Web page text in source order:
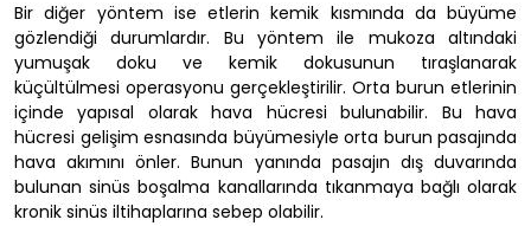
Bir diğer yöntem ise etlerin kemik kısmında da büyüme
gözlendiği durumlardır. Bu yöntem ile mukoza altındaki
yumuşak doku ve kemik dokusunun tıraşlanarak
küçültülmesi operasyonu gerçekleştirilir. Orta burun etlerinin
içinde yapısal olarak hava hücresi bulunabilir. Bu hava
hücresi gelişim esnasında büyümesiyle orta burun pasajında
hava akımını önler. Bunun yanında pasajın dış duvarında
bulunan sinüs boşalma kanallarında tıkanmaya bağlı olarak
kronik sinüs iltihaplarına sebep olabilir.